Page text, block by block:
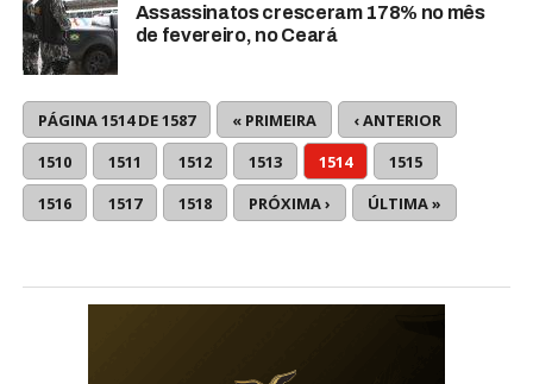
Assassinatos cresceram 178% no mês
de fevereiro, no Ceará
PÁGINA 1514 DE 1587 « PRIMEIRA
‹ ANTERIOR
1510
1511 1512 1513 1514
1515
1516
1517 1518 PRÓXIMA › ÚLTIMA »